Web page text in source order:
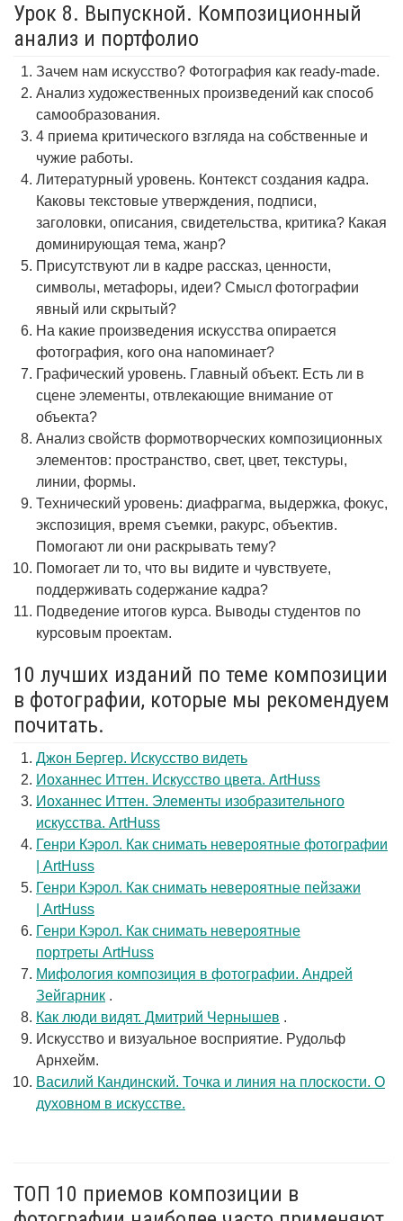
Урок 8. Выпускной. Композиционный
анализ и портфолио
Зачем нам искусство? Фотография как ready-made.
Анализ художественных произведений как способ
самообразования.
4 приема критического взгляда на собственные и
чужие работы.
Литературный уровень. Контекст создания кадра.
Каковы текстовые утверждения, подписи,
заголовки, описания, свидетельства, критика? Какая
доминирующая тема, жанр?
Присутствуют ли в кадре рассказ, ценности,
символы, метафоры, идеи? Смысл фотографии
явный или скрытый?
На какие произведения искусства опирается
фотография, кого она напоминает?
Графический уровень. Главный объект. Есть ли в
сцене элементы, отвлекающие внимание от
объекта?
Анализ свойств формотворческих композиционных
элементов: пространство, свет, цвет, текстуры,
линии, формы.
Технический уровень: диафрагма, выдержка, фокус,
экспозиция, время съемки, ракурс, объектив.
Помогают ли они раскрывать тему?
Помогает ли то, что вы видите и чувствуете,
поддерживать содержание кадра?
Подведение итогов курса. Выводы студентов по
курсовым проектам.
10 лучших изданий по теме композиции
в фотографии, которые мы рекомендуем
почитать.
Джон Бергер. Искусство видеть
Иоханнес Иттен. Искусство цвета. ArtHuss
Иоханнес Иттен. Элементы изобразительного
искусства. ArtHuss
Генри Кэрол. Как снимать невероятные фотографии
| ArtHuss
Генри Кэрол. Как снимать невероятные пейзажи
| ArtHuss
Генри Кэрол. Как снимать невероятные
портреты ArtHuss
Мифология композиция в фотографии. Андрей
Зейгарник .
Как люди видят. Дмитрий Чернышев .
Искусство и визуальное восприятие. Рудольф
Арнхейм.
Василий Кандинский. Точка и линия на плоскости. О
духовном в искусстве.
ТОП 10 приемов композиции в